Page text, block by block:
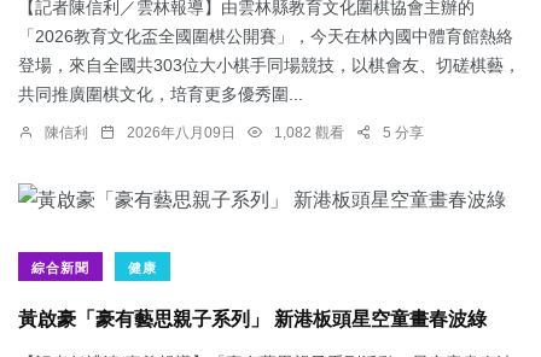
【記者陳信利／雲林報導】由雲林縣教育文化圍棋協會主辦的
「2026教育文化盃全國圍棋公開賽」，今天在林內國中體育館熱絡
登場，來自全國共303位大小棋手同場競技，以棋會友、切磋棋藝，
共同推廣圍棋文化，培育更多優秀圍...
陳信利 2026年八月09日 1,082 觀看 5 分享
綜合新聞 健康
黃啟豪「豪有藝思親子系列」 新港板頭星空童畫春波綠